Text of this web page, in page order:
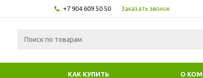
+7 904 609 50 50 Заказать звонок
КАК КУПИТЬ О